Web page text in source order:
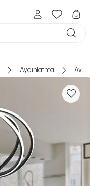
Aydınlatma